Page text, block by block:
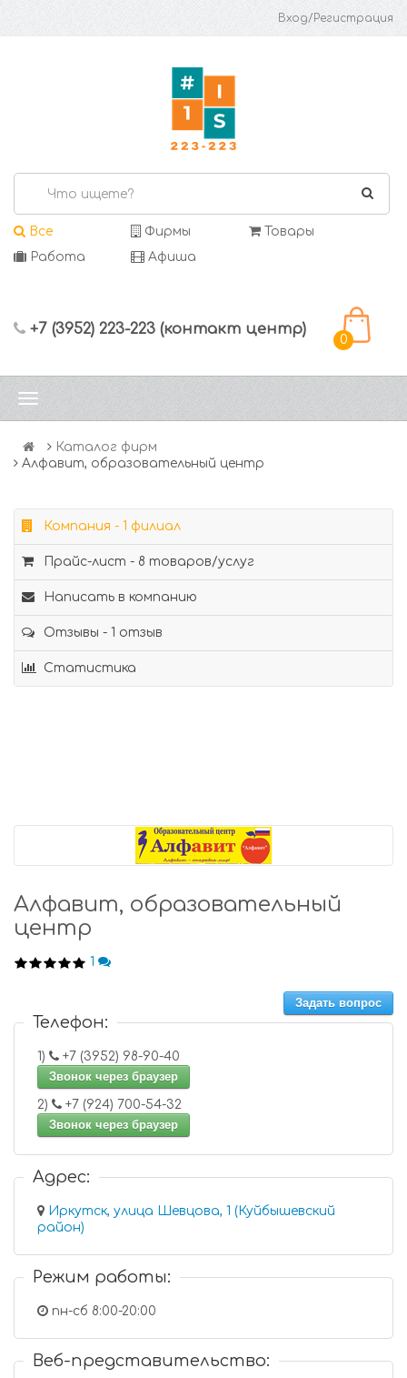
Вход/Регистрация
Все Фирмы
Товары
Работа
Афиша
+7 (3952) 223-223 (контакт центр)
0
Каталог фирм
Алфавит, образовательный центр
Компания - 1 филиал
Прайс-лист - 8 товаров/услуг
Написать в компанию
Отзывы - 1 отзыв
Статистика
Алфавит, образовательный
центр
1
Задать вопрос
Телефон:
1)
+7 (3952) 98-90-40
Звонок через браузер
2)
+7 (924) 700-54-32
Звонок через браузер
Адрес:
Иркутск, улица Шевцова, 1 (Куйбышевский
район)
Режим работы:
пн-сб 8:00-20:00
Веб-представительство: